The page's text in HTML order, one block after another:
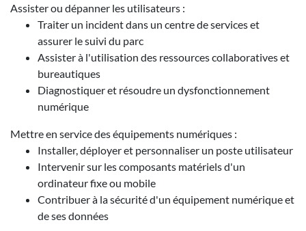
Assister ou dépanner les utilisateurs :
Traiter un incident dans un centre de services et
assurer le suivi du parc
Assister à l'utilisation des ressources collaboratives et
bureautiques
Diagnostiquer et résoudre un dysfonctionnement
numérique
Mettre en service des équipements numériques :
Installer, déployer et personnaliser un poste utilisateur
Intervenir sur les composants matériels d'un
ordinateur fixe ou mobile
Contribuer à la sécurité d'un équipement numérique et
de ses données